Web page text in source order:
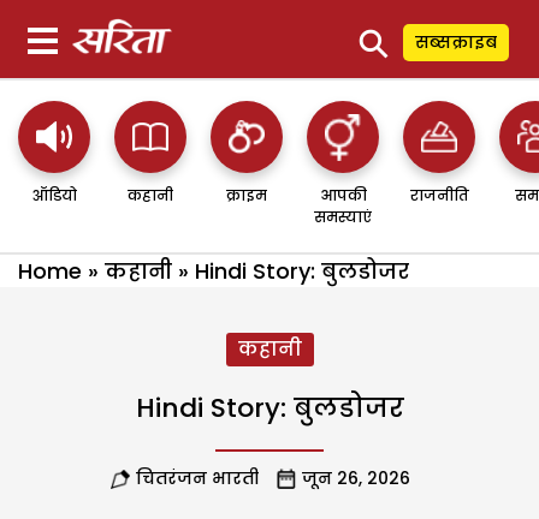
⚲ सब्सक्राइब
ऑडियो कहानी क्राइम
आपकी
समस्याएं
राजनीति
Home » कहानी » Hindi Story: बुलडोजर
कहानी
Hindi Story: बुलडोजर
चितरंजन भारती जून 26, 2026